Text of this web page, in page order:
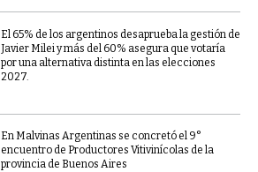
El 65% de los argentinos desaprueba la gestión de
Javier Milei y más del 60% asegura que votaría
por una alternativa distinta en las elecciones
2027.
En Malvinas Argentinas se concretó el 9°
encuentro de Productores Vitivinícolas de la
provincia de Buenos Aires